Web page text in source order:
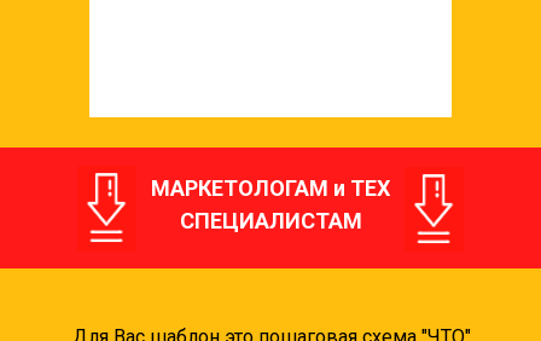
МАРКЕТОЛОГАМ и ТЕХ
СПЕЦИАЛИСТАМ